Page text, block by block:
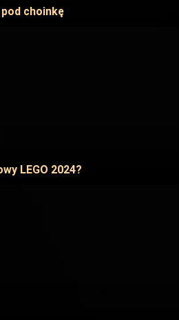
choinkę
LEGO 2024?